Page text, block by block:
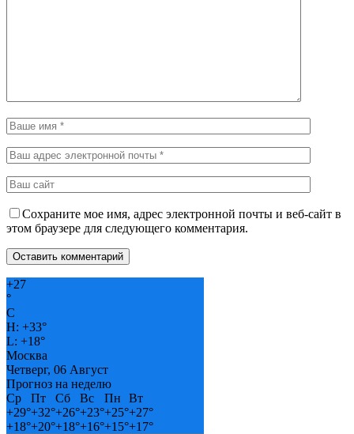
Сохраните мое имя, адрес электронной почты и веб-сайт в
этом браузере для следующего комментария.
+27
°
C
H: +33°
L: +18°
Москва
Четверг, 06 Август
Прогноз на неделю
Ср
Пт Сб Вс Пн
Вт
+29°+32°+26°+23°+25°+27°
+18°+20°+18°+16°+15°+17°